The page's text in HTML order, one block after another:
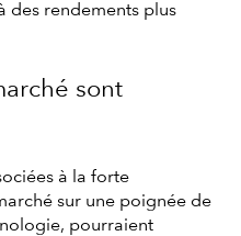
des rendements plus
sont
à la forte
sur une poignée de
pourraient